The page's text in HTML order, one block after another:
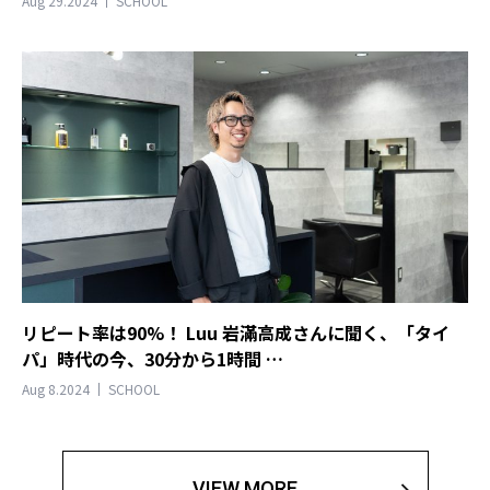
リピート率は90%！ Luu 岩滿高成さんに聞く、「タイ
パ」時代の今、30分から1時間 …
Aug 8.2024 SCHOOL